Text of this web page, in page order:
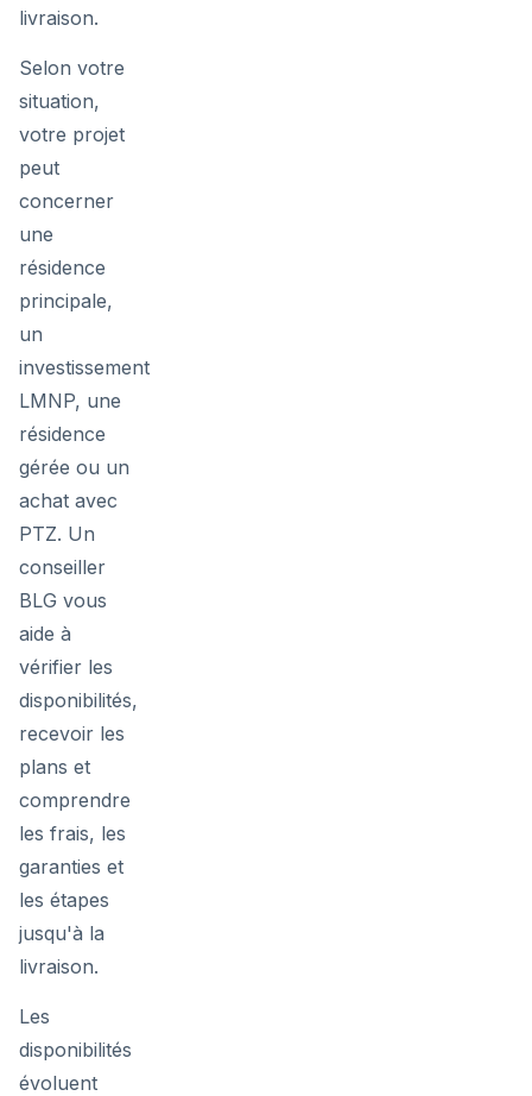
livraison.
Selon votre
situation,
votre projet
peut
concerner
une
résidence
principale,
un
investissement
LMNP, une
résidence
gérée ou un
achat avec
PTZ. Un
conseiller
BLG vous
aide à
vérifier les
disponibilités,
recevoir les
plans et
comprendre
les frais, les
garanties et
les étapes
jusqu'à la
livraison.
Les
disponibilités
évoluent